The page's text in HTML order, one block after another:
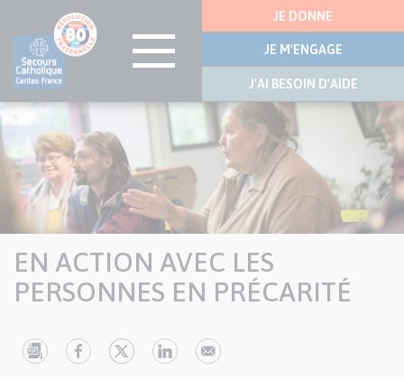
Aller
au
contenu
principal
latérale
JE DONNE
JE M'ENGAGE
J'AI BESOIN D'AIDE
Visuel
bannière
EN ACTION AVEC LES
PERSONNES EN PRÉCARITÉ